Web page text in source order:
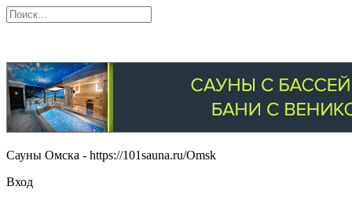
Сауны Омска - https://101sauna.ru/Omsk
Вход